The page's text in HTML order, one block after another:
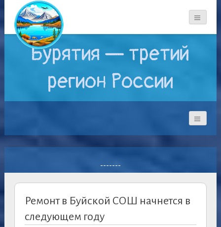
Бурятия — третий
регион России
-------
Ремонт в Буйской СОШ начнется в
следующем году